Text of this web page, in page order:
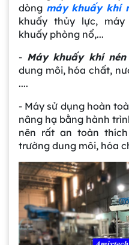
dòng máy khuấy khí
khuấy thủy lực,
khuấy phòng nổ,...
- Máy khuấy khí
dung môi, hóa chất,
....
- Máy sử dụng hoàn
nâng hạ bằng hành
nên rất an toàn
trường dung môi, hóa